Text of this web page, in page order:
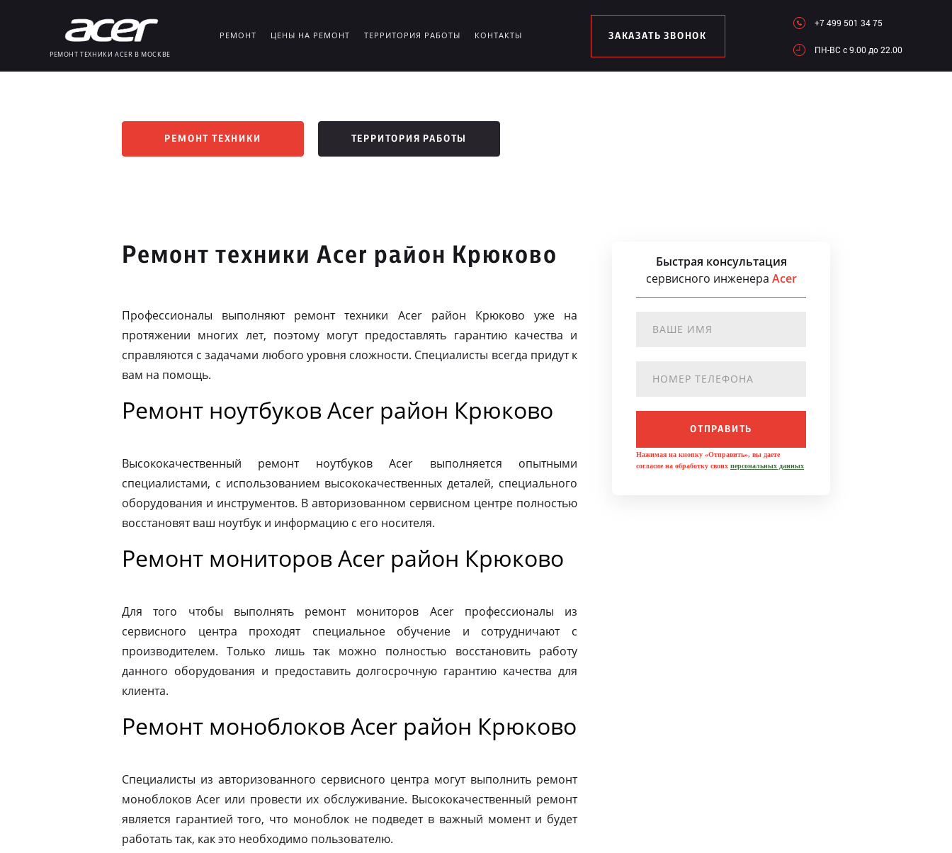
РЕМОНТ ТЕХНИКИ ACER В МОСКВЕ
РЕМОНТ ЦЕНЫ НА РЕМОНТ ТЕРРИТОРИЯ РАБОТЫ КОНТАКТЫ ЗАКАЗАТЬ ЗВОНОК
+7 499 501 34 75
ПН-ВC c 9.00 до 22.00
РЕМОНТ ТЕХНИКИ ТЕРРИТОРИЯ РАБОТЫ
Ремонт техники Acer район Крюково
Профессионалы выполняют ремонт техники Acer район Крюково уже на
протяжении многих лет, поэтому могут предоставлять гарантию качества и
справляются с задачами любого уровня сложности. Специалисты всегда придут к
вам на помощь.
Ремонт ноутбуков Acer район Крюково
Высококачественный ремонт ноутбуков Acer выполняется опытными
специалистами, с использованием высококачественных деталей, специального
оборудования и инструментов. В авторизованном сервисном центре полностью
восстановят ваш ноутбук и информацию с его носителя.
Ремонт мониторов Acer район Крюково
Для того чтобы выполнять ремонт мониторов Acer профессионалы из
сервисного центра проходят специальное обучение и сотрудничают с
производителем. Только лишь так можно полностью восстановить работу
данного оборудования и предоставить долгосрочную гарантию качества для
клиента.
Ремонт моноблоков Acer район Крюково
Специалисты из авторизованного сервисного центра могут выполнить ремонт
моноблоков Acer или провести их обслуживание. Высококачественный ремонт
является гарантией того, что моноблок не подведет в важный момент и будет
работать так, как это необходимо пользователю.
Быстрая консультация
сервисного инженера Acer
ОТПРАВИТЬ
Нажимая на кнопку «Отправить», вы даете
согласие на обработку своих персональных данных